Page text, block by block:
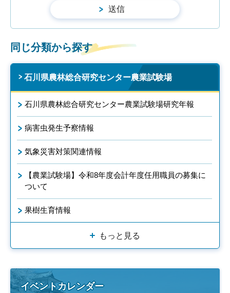
同じ分類から探す
石川県農林総合研究センター農業試験場
石川県農林総合研究センター農業試験場研究年報
病害虫発生予察情報
気象災害対策関連情報
【農業試験場】令和8年度会計年度任用職員の募集に
ついて
果樹生育情報
もっと見る
イベントカレンダー